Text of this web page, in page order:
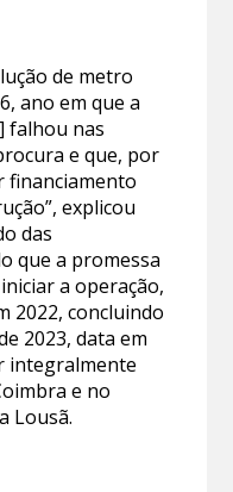
de metro
ano em que a
falhou nas
e que, por
financiamento
explicou
das
que a promessa
a operação,
2022, concluindo
2023, data em
integralmente
e no
Lousã.